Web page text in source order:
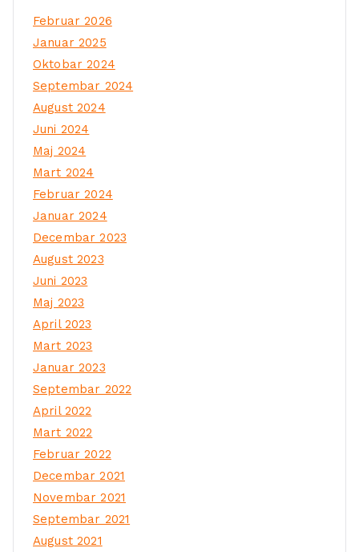
Februar 2026
Januar 2025
Oktobar 2024
Septembar 2024
August 2024
Juni 2024
Maj 2024
Mart 2024
Februar 2024
Januar 2024
Decembar 2023
August 2023
Juni 2023
Maj 2023
April 2023
Mart 2023
Januar 2023
Septembar 2022
April 2022
Mart 2022
Februar 2022
Decembar 2021
Novembar 2021
Septembar 2021
August 2021